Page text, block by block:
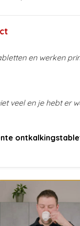
en werken
veel en je hebt er